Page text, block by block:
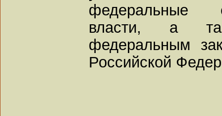
федеральные
власти, а
федеральным
Российской